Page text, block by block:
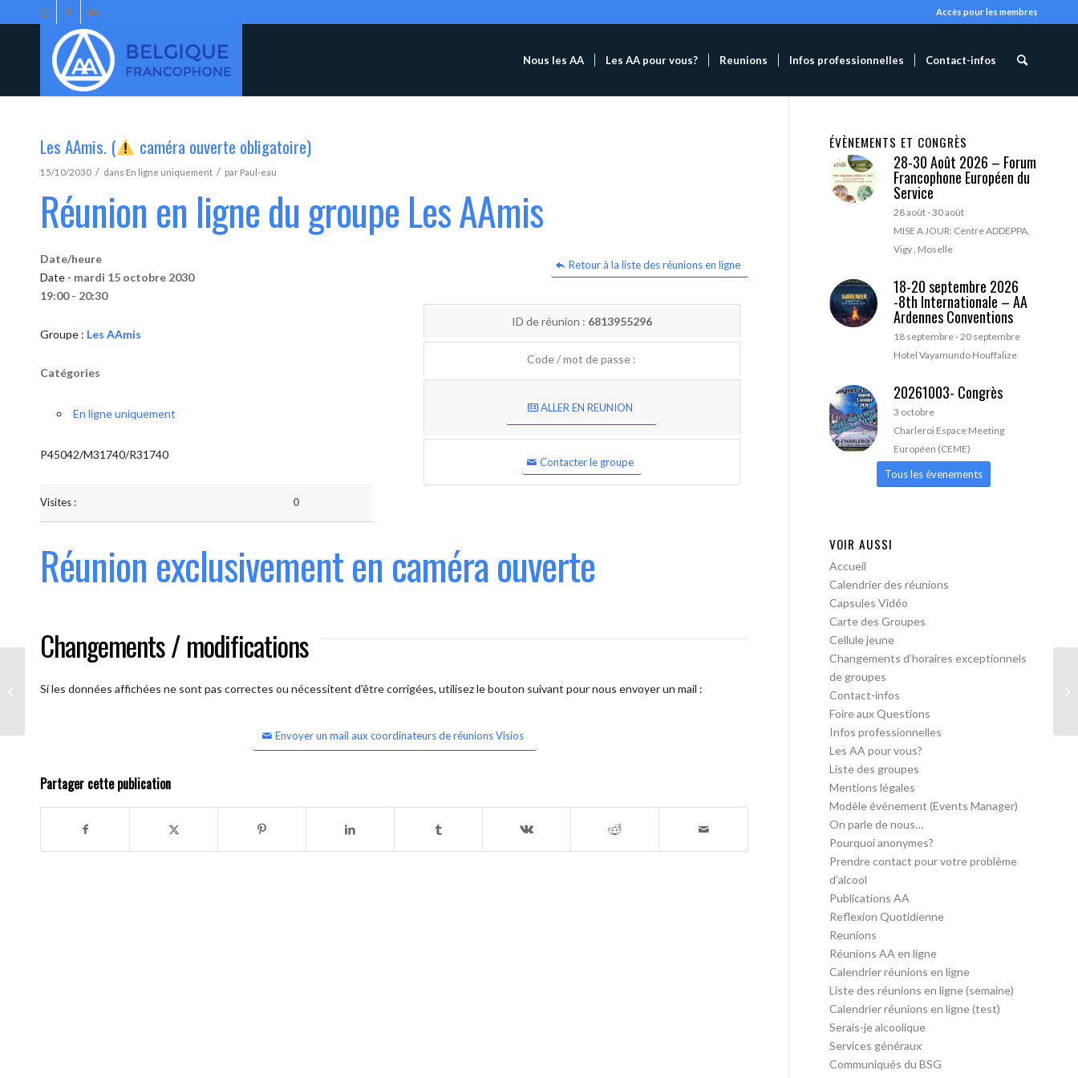
Accès pour les membres
Nous les AA Les AA pour vous? Reunions Infos professionnelles Contact-infos
Les AAmis. ( caméra ouverte obligatoire)
15/10/2030 / dans En ligne uniquement / par Paul-eau
Réunion en ligne du groupe Les AAmis
Retour à la liste des réunions en ligne
Date/heure
Date - mardi 15 octobre 2030
19:00 - 20:30
Groupe : Les AAmis
Catégories
En ligne uniquement
P45042/M31740/R31740
Visites : 0
ID de réunion : 6813955296
Code / mot de passe :
ALLER EN REUNION
Contacter le groupe
Réunion exclusivement en caméra ouverte
Changements / modifications
Si les données affichées ne sont pas correctes ou nécessitent d'être corrigées, utilisez le bouton suivant pour nous envoyer un mail :
Envoyer un mail aux coordinateurs de réunions Visios
Partager cette publication
ÉVÈNEMENTS ET CONGRÈS
28-30 Août 2026 – Forum
Francophone Européen du
Service
28 août-30 août
MISE A JOUR: Centre ADDEPPA,
Vigy , Moselle
18-20 septembre 2026
-8th Internationale – AA
Ardennes Conventions
18 septembre-20 septembre
Hotel Vayamundo Houffalize
20261003- Congrès
3 octobre
Charleroi Espace Meeting
Européen (CEME)
Tous les évenements
VOIR AUSSI
Accueil
Calendrier des réunions
Capsules Vidéo
Carte des Groupes
Cellule jeune
Changements d’horaires exceptionnels
de groupes
Contact-infos
Foire aux Questions
Infos professionnelles
Les AA pour vous?
Liste des groupes
Mentions légales
Modèle événement (Events Manager)
On parle de nous…
Pourquoi anonymes?
Prendre contact pour votre problème
d’alcool
Publications AA
Reflexion Quotidienne
Reunions
Réunions AA en ligne
Calendrier réunions en ligne
Liste des réunions en ligne (semaine)
Calendrier réunions en ligne (test)
Serais-je alcoolique
Services généraux
Communiqués du BSG
Les AAmis. (
caméra ouverte